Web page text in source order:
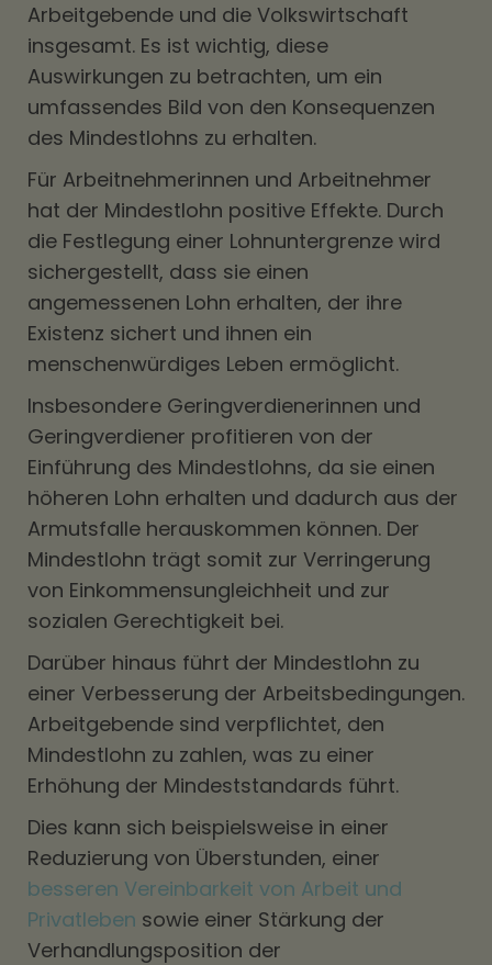
Arbeitgebende und die Volkswirtschaft
insgesamt. Es ist wichtig, diese
Auswirkungen zu betrachten, um ein
umfassendes Bild von den Konsequenzen
des Mindestlohns zu erhalten.
Für Arbeitnehmerinnen und Arbeitnehmer
hat der Mindestlohn positive Effekte. Durch
die Festlegung einer Lohnuntergrenze wird
sichergestellt, dass sie einen
angemessenen Lohn erhalten, der ihre
Existenz sichert und ihnen ein
menschenwürdiges Leben ermöglicht.
Insbesondere Geringverdienerinnen und
Geringverdiener profitieren von der
Einführung des Mindestlohns, da sie einen
höheren Lohn erhalten und dadurch aus der
Armutsfalle herauskommen können. Der
Mindestlohn trägt somit zur Verringerung
von Einkommensungleichheit und zur
sozialen Gerechtigkeit bei.
Darüber hinaus führt der Mindestlohn zu
einer Verbesserung der Arbeitsbedingungen.
Arbeitgebende sind verpflichtet, den
Mindestlohn zu zahlen, was zu einer
Erhöhung der Mindeststandards führt.
Dies kann sich beispielsweise in einer
Reduzierung von Überstunden, einer
besseren Vereinbarkeit von Arbeit und
Privatleben sowie einer Stärkung der
Verhandlungsposition der